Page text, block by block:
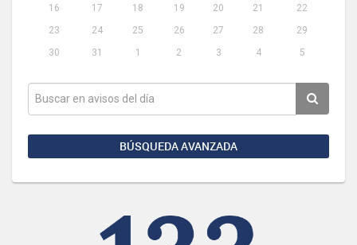
16
17 18 19 20 21
22
23
24 25 26 27 28
29
30
31 1 2 3 4 5
BÚSQUEDA AVANZADA